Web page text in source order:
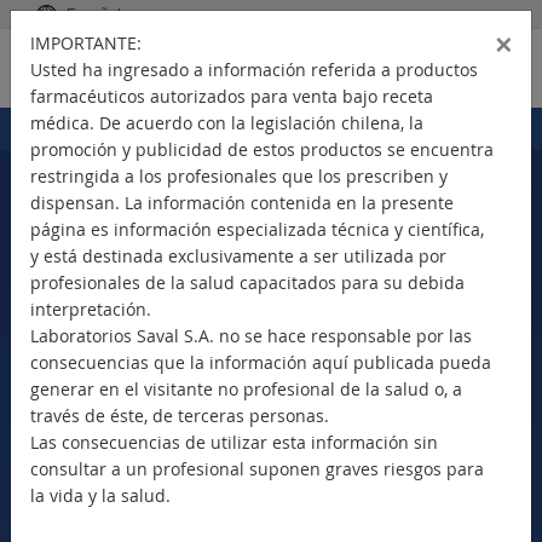
Español
Portada > Productos
Seleccione su país
Nuevos Productos
Marca Comercial
Principio Activo
Clase Terapéutica
Bioequivalentes
×
IMPORTANTE:
Usted ha ingresado a información referida a productos
farmacéuticos autorizados para venta bajo receta
médica. De acuerdo con la legislación chilena, la
promoción y publicidad de estos productos se encuentra
restringida a los profesionales que los prescriben y
dispensan. La información contenida en la presente
página es información especializada técnica y científica,
y está destinada exclusivamente a ser utilizada por
profesionales de la salud capacitados para su debida
interpretación.
Laboratorios Saval S.A. no se hace responsable por las
consecuencias que la información aquí publicada pueda
generar en el visitante no profesional de la salud o, a
través de éste, de terceras personas.
Las consecuencias de utilizar esta información sin
consultar a un profesional suponen graves riesgos para
la vida y la salud.